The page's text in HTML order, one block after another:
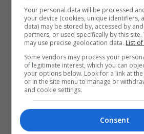
Your personal data will be processed
your device (cookies, unique identifiers,
data) may be stored by, accessed by
partners, or used specifically by this
may use precise geolocation data. List
Some vendors may process your
of legitimate interest, which you can
your options below. Look for a link at
or in the site menu to manage or
and cookie settings.
Consent